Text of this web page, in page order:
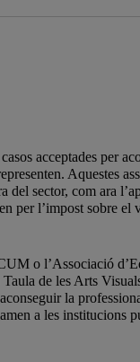
acceptades per
Aquestes
sector, com ara
per l’impost sobre
o l’Associació
de les Arts
la
a les institucions